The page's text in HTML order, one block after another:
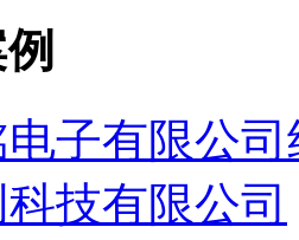
子有限公
技有限公司